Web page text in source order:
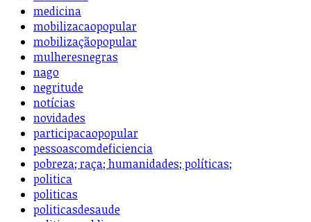
medicina
mobilizacaopopular
mobilizaçãopopular
mulheresnegras
nago
negritude
notícias
novidades
participacaopopular
pessoascomdeficiencia
pobreza; raça; humanidades; políticas;
politica
politicas
politicasdesaude